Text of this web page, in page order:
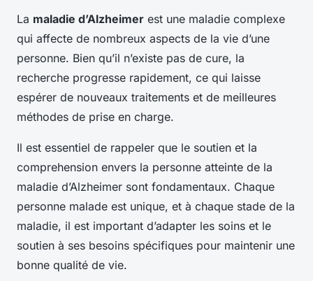
La maladie d’Alzheimer est une maladie complexe
qui affecte de nombreux aspects de la vie d’une
personne. Bien qu’il n’existe pas de cure, la
recherche progresse rapidement, ce qui laisse
espérer de nouveaux traitements et de meilleures
méthodes de prise en charge.
Il est essentiel de rappeler que le soutien et la
comprehension envers la personne atteinte de la
maladie d’Alzheimer sont fondamentaux. Chaque
personne malade est unique, et à chaque stade de la
maladie, il est important d’adapter les soins et le
soutien à ses besoins spécifiques pour maintenir une
bonne qualité de vie.